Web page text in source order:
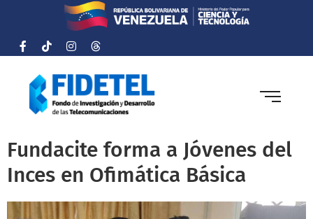
Fundacite forma a Jóvenes del
Inces en Ofimática Básica